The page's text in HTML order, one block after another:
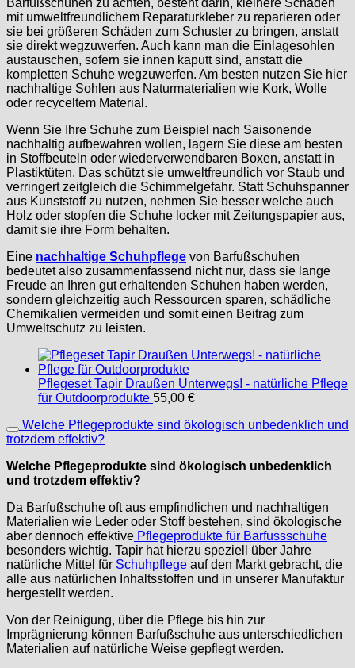
Barfußschuhen zu achten, besteht darin, kleinere Schäden
mit umweltfreundlichem Reparaturkleber zu reparieren oder
sie bei größeren Schäden zum Schuster zu bringen, anstatt
sie direkt wegzuwerfen. Auch kann man die Einlagesohlen
austauschen, sofern sie innen kaputt sind, anstatt die
kompletten Schuhe wegzuwerfen. Am besten nutzen Sie hier
nachhaltige Sohlen aus Naturmaterialien wie Kork, Wolle
oder recyceltem Material.
Wenn Sie Ihre Schuhe zum Beispiel nach Saisonende
nachhaltig aufbewahren wollen, lagern Sie diese am besten
in Stoffbeuteln oder wiederverwendbaren Boxen, anstatt in
Plastiktüten. Das schützt sie umweltfreundlich vor Staub und
verringert zeitgleich die Schimmelgefahr. Statt Schuhspanner
aus Kunststoff zu nutzen, nehmen Sie besser welche auch
Holz oder stopfen die Schuhe locker mit Zeitungspapier aus,
damit sie ihre Form behalten.
Eine nachhaltige Schuhpflege von Barfußschuhen
bedeutet also zusammenfassend nicht nur, dass sie lange
Freude an Ihren gut erhaltenden Schuhen haben werden,
sondern gleichzeitig auch Ressourcen sparen, schädliche
Chemikalien vermeiden und somit einen Beitrag zum
Umweltschutz zu leisten.
Pflegeset Tapir Draußen Unterwegs! - natürliche Pflege
für Outdoorprodukte 55,00 €
Welche Pflegeprodukte sind ökologisch unbedenklich und
trotzdem effektiv?
Welche Pflegeprodukte sind ökologisch unbedenklich
und trotzdem effektiv?
Da Barfußschuhe oft aus empfindlichen und nachhaltigen
Materialien wie Leder oder Stoff bestehen, sind ökologische
aber dennoch effektive Pflegeprodukte für Barfussschuhe
besonders wichtig. Tapir hat hierzu speziell über Jahre
natürliche Mittel für Schuhpflege auf den Markt gebracht, die
alle aus natürlichen Inhaltsstoffen und in unserer Manufaktur
hergestellt werden.
Von der Reinigung, über die Pflege bis hin zur
Imprägnierung können Barfußschuhe aus unterschiedlichen
Materialien auf natürliche Weise gepflegt werden.